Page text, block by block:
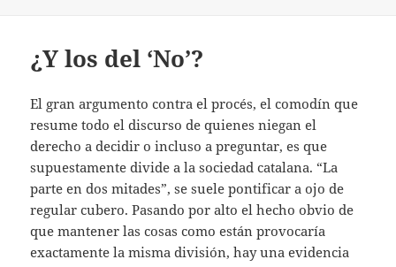
¿Y los del ‘No’?
El gran argumento contra el procés, el comodín que
resume todo el discurso de quienes niegan el
derecho a decidir o incluso a preguntar, es que
supuestamente divide a la sociedad catalana. “La
parte en dos mitades”, se suele pontificar a ojo de
regular cubero. Pasando por alto el hecho obvio de
que mantener las cosas como están provocaría
exactamente la misma división, hay una evidencia